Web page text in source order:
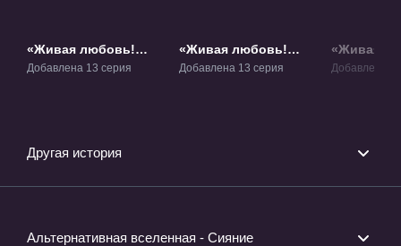
«Живая любовь!
Проект «Школьный
Добавлена 13 серия
«Живая любовь!
Проект «Школьный
Добавлена 13 серия
«Живая
Проект
Добавлена 1
Другая история
Альтернативная вселенная - Сияние